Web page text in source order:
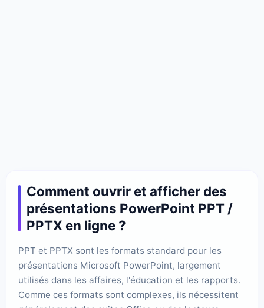
Comment ouvrir et afficher des
présentations PowerPoint PPT /
PPTX en ligne ?
PPT et PPTX sont les formats standard pour les
présentations Microsoft PowerPoint, largement
utilisés dans les affaires, l'éducation et les rapports.
Comme ces formats sont complexes, ils nécessitent